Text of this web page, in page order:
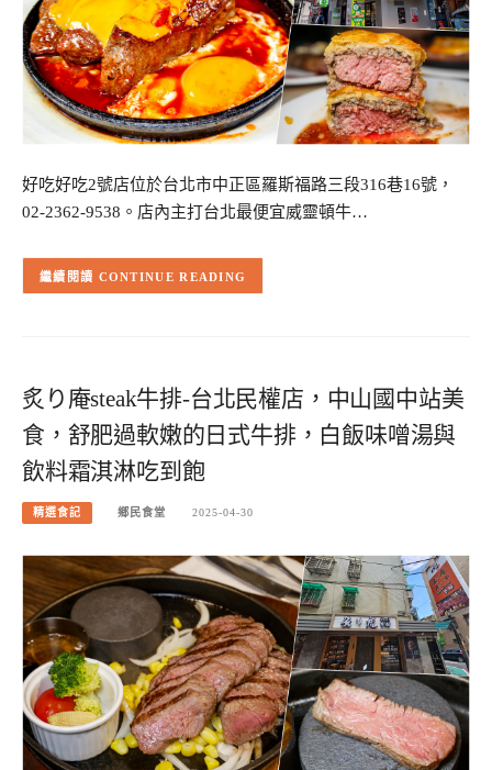
好吃好吃2號店位於台北市中正區羅斯福路三段316巷16號，
02-2362-9538。店內主打台北最便宜威靈頓牛…
CONTINUE READING
炙り庵steak牛排-台北民權店，中山國中站美
食，舒肥過軟嫩的日式牛排，白飯味噌湯與
飲料霜淇淋吃到飽
精選食記 鄉民食堂 2025-04-30